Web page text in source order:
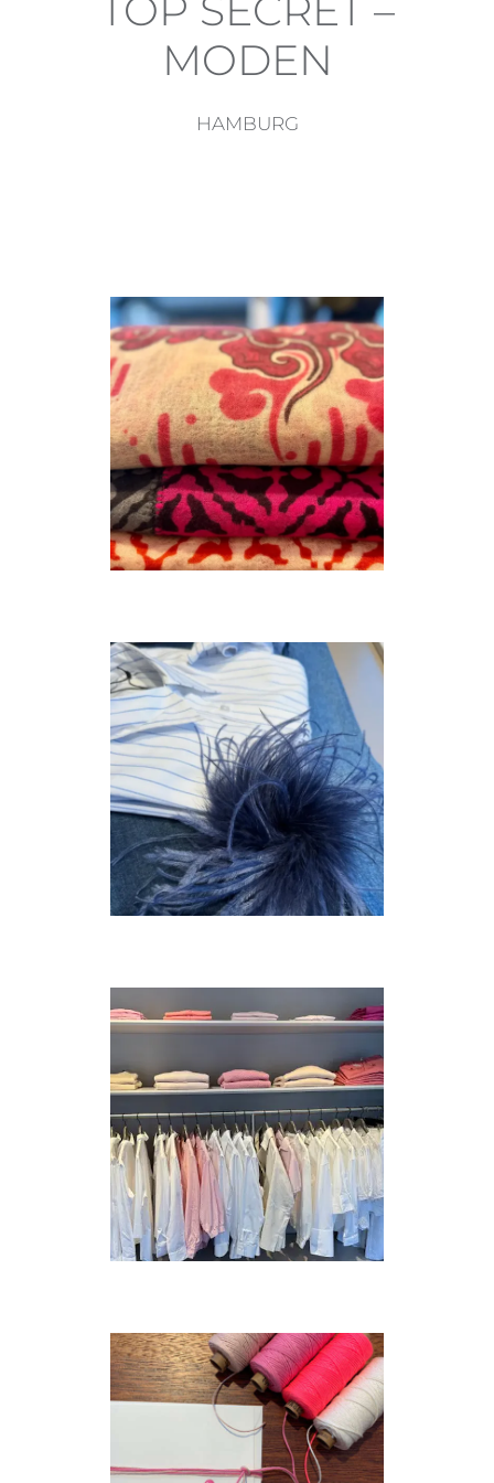
TOP SECRET –
MODEN
HAMBURG